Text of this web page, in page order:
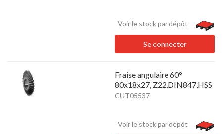
Voir le stock par dépôt
Se connecter
Fraise angulaire 60°
80x18x27, Z22,DIN847,HSS
CUT05537
Voir le stock par dépôt